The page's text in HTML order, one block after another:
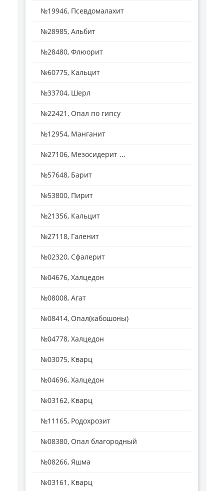
№19946, Псевдомалахит
№28985, Альбит
№28480, Флюорит
№60775, Кальцит
№33704, Шерл
№22421, Опал по гипсу
№12954, Манганит
№27106, Мезосидерит ...
№57648, Барит
№53800, Пирит
№21356, Кальцит
№27118, Галенит
№02320, Сфалерит
№04676, Халцедон
№08008, Агат
№08414, Опал(кабошоны)
№04778, Халцедон
№03075, Кварц
№04696, Халцедон
№03162, Кварц
№11165, Родохрозит
№08380, Опал благородный
№08266, Яшма
№03161, Кварц